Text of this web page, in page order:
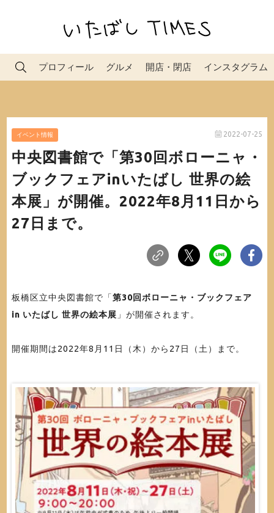
プロフィール グルメ 開店・閉店 インスタグラム
イベント情報 2022-07-25
中央図書館で「第30回ボローニャ・
ブックフェアinいたばし 世界の絵
本展」が開催。2022年8月11日から
27日まで。
板橋区立中央図書館で「第30回ボローニャ・ブックフェア
in いたばし 世界の絵本展 」が開催されます。
開催期間は2022年8月11日（木）から27日（土）まで。